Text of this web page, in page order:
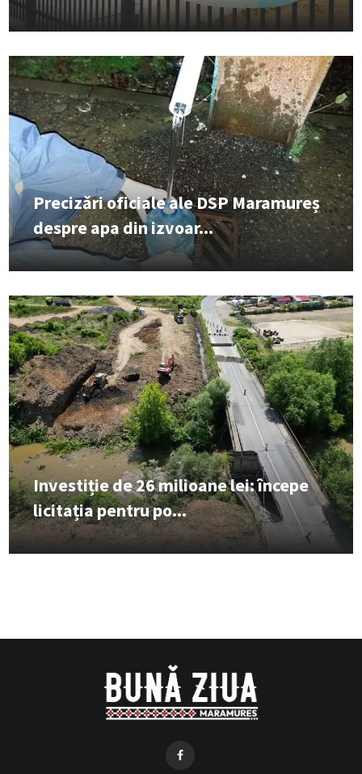
Precizări oficiale ale DSP Maramureș
despre apa din izvoar...
Investiție de 26 milioane lei: începe
licitația pentru po...